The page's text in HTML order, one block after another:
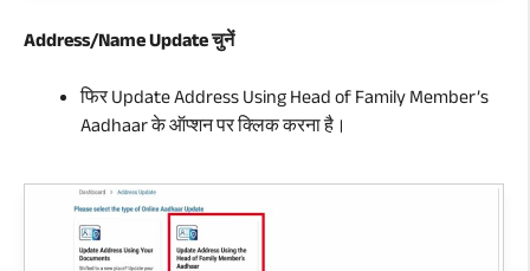
Address/Name Update चुनें
फिर Update Address Using Head of Family Member’s
Aadhaar के ऑप्शन पर क्लिक करना है।